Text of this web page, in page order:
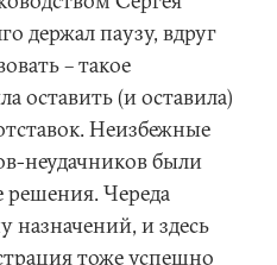
держал паузу, вдруг
– такое
оставить (и оставила)
Неизбежные
неудачников были
решения. Череда
назначений, и здесь
тоже успешно